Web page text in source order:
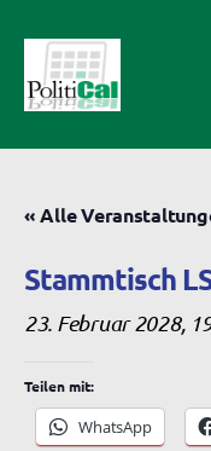
AK
« Alle
Stammtisch
23. Februar 2028,
Teilen mit:
WhatsApp